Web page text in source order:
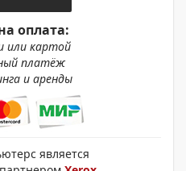
оплата:
или картой
платёж
и аренды
является